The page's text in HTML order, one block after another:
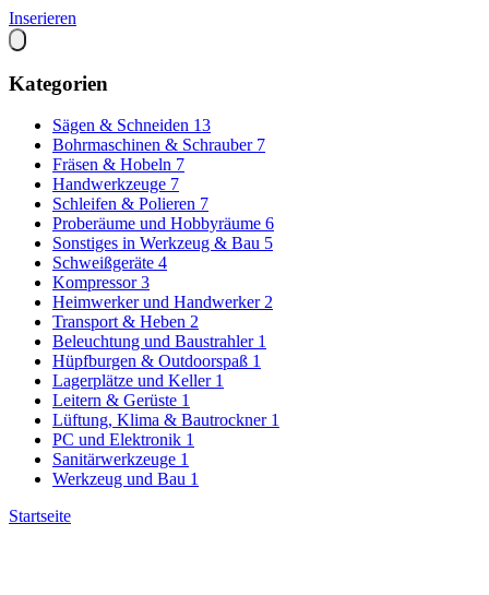
Inserieren
Kategorien
Sägen & Schneiden 13
Bohrmaschinen & Schrauber 7
Fräsen & Hobeln 7
Handwerkzeuge 7
Schleifen & Polieren 7
Proberäume und Hobbyräume 6
Sonstiges in Werkzeug & Bau 5
Schweißgeräte 4
Kompressor 3
Heimwerker und Handwerker 2
Transport & Heben 2
Beleuchtung und Baustrahler 1
Hüpfburgen & Outdoorspaß 1
Lagerplätze und Keller 1
Leitern & Gerüste 1
Lüftung, Klima & Bautrockner 1
PC und Elektronik 1
Sanitärwerkzeuge 1
Werkzeug und Bau 1
Startseite